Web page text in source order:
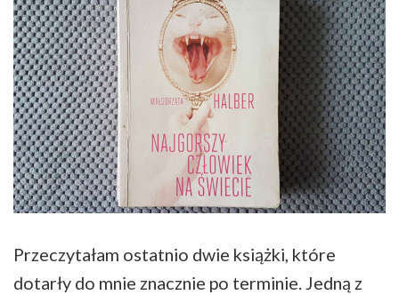
Przeczytałam ostatnio dwie książki, które
dotarły do mnie znacznie po terminie. Jedną z